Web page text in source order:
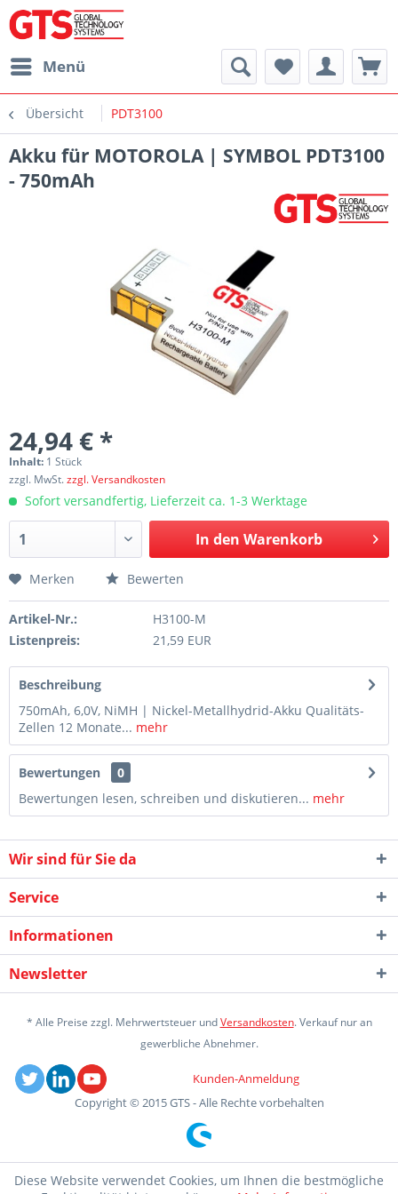
Menü
Übersicht PDT3100
Akku für MOTOROLA | SYMBOL PDT3100
- 750mAh
24,94 € *
Inhalt: 1 Stück
zzgl. MwSt.zzgl. Versandkosten
Sofort versandfertig, Lieferzeit ca. 1-3 Werktage
In den Warenkorb
Merken Bewerten
Artikel-Nr.:
H3100-M
Listenpreis:
21,59 EUR
Beschreibung
750mAh, 6,0V, NiMH | Nickel-Metallhydrid-Akku Qualitäts-
Zellen 12 Monate... mehr
Bewertungen
0
Bewertungen lesen, schreiben und diskutieren... mehr
Wir sind für Sie da
Service
Informationen
Newsletter
* Alle Preise zzgl. Mehrwertsteuer undVersandkosten. Verkauf nur an
gewerbliche Abnehmer.
Kunden-Anmeldung
Copyright © 2015 GTS - Alle Rechte vorbehalten
Diese Website verwendet Cookies, um Ihnen die bestmögliche